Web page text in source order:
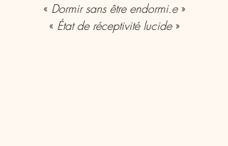
« Dormir sans être endormi.e »
« État de réceptivité lucide »